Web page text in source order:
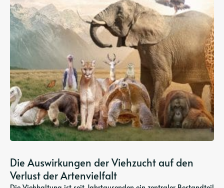
Die Auswirkungen der Viehzucht auf den
Verlust der Artenvielfalt